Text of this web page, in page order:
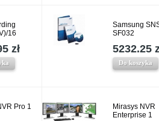
16
zł
Samsung
SF032
5232.25
Do koszyka
Pro 1
Mirasys NVR
Enterprise 1